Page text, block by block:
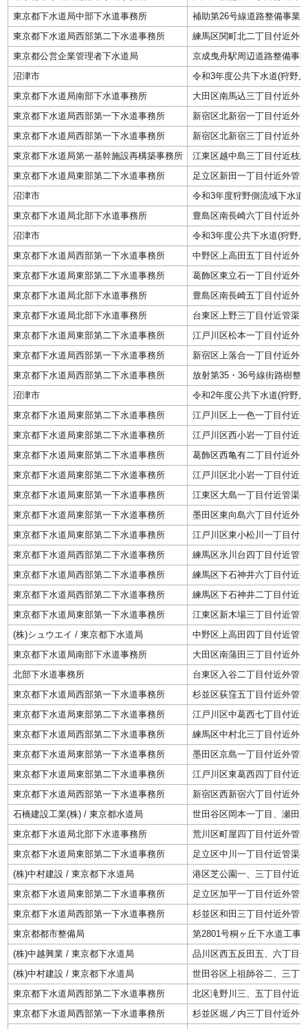
東京都下水道局中部下水道事務所
補助第26号線道路整備事業
東京都下水道局西部第二下水道事務所
練馬区関町北二丁目付近外
東京都公営企業管理者下水道局
京成曳舟駅周辺道路整備事
沼津市
令和3年度公共下水道(狩野
東京都下水道局南部下水道事務所
大田区南馬込三丁目付近外
東京都下水道局西部第一下水道事務所
新宿区北新宿一丁目付近外
東京都下水道局西部第一下水道事務所
新宿区北新宿三丁目付近外
東京都下水道局第一基幹施設再構築事務所
江東区越中島三丁目付近枝
東京都下水道局東部第二下水道事務所
足立区新田一丁目付近外管
沼津市
令和3年度狩野側流域下水
東京都下水道局北部下水道事務所
豊島区南長崎六丁目付近外
沼津市
令和3年度公共下水道(狩野
東京都下水道局西部第一下水道事務所
中野区上高田五丁目付近外
東京都下水道局東部第二下水道事務所
葛飾区東立石一丁目付近外
東京都下水道局北部下水道事務所
豊島区南長崎五丁目付近外
東京都下水道局北部下水道事務所
台東区上野三丁目付近管渠
東京都下水道局東部第二下水道事務所
江戸川区松本一丁目付近外
東京都下水道局西部第一下水道事務所
新宿区上落合一丁目付近外
東京都下水道局西部第二下水道事務所
放射第35・36号線街路樹整
沼津市
令和2年度公共下水道(狩野
東京都下水道局東部第二下水道事務所
江戸川区上一色一丁目付近
東京都下水道局東部第二下水道事務所
江戸川区西小岩一丁目付近
東京都下水道局東部第二下水道事務所
葛飾区西亀有二丁目付近外
東京都下水道局東部第二下水道事務所
江戸川区北小岩一丁目付近
東京都下水道局東部第一下水道事務所
江東区大島一丁目付近管渠
東京都下水道局東部第一下水道事務所
墨田区東向島六丁目付近外
東京都下水道局東部第二下水道事務所
江戸川区東小松川一丁目付
東京都下水道局西部第二下水道事務所
練馬区氷川台四丁目付近管
東京都下水道局西部第二下水道事務所
練馬区下石神井六丁目付近
東京都下水道局西部第二下水道事務所
練馬区下石神井二丁目付近
東京都下水道局東部第一下水道事務所
江東区新木場三丁目付近管
(株)シュウエイ / 東京都下水道局
中野区上高田四丁目付近管
東京都下水道局南部下水道事務所
大田区南蒲田三丁目付近外
北部下水道事務所
台東区入谷二丁目付近外管
東京都下水道局西部第一下水道事務所
杉並区荻窪五丁目付近外管
東京都下水道局東部第二下水道事務所
江戸川区中葛西七丁目付近
東京都下水道局西部第二下水道事務所
練馬区中村北三丁目付近外
東京都下水道局東部第一下水道事務所
墨田区京島一丁目付近外管
東京都下水道局東部第二下水道事務所
江戸川区東葛西四丁目付近
東京都下水道局西部第一下水道事務所
新宿区西新宿六丁目付近外
石橋建設工業(株) / 東京都水道局
世田谷区岡本一丁目、瀬田
東京都下水道局北部下水道事務所
荒川区町屋四丁目付近外管
東京都下水道局東部第二下水道事務所
足立区中川一丁目付近管渠
(株)中村建設 / 東京都下水道局
港区芝公園一、三丁目付近
東京都下水道局東部第二下水道事務所
足立区加平一丁目付近外管
東京都下水道局西部第一下水道事務所
杉並区和田三丁目付近外管
東京都都市整備局
第2801号桐ヶ丘下水道工事
(株)中越興業 / 東京都下水道局
品川区西五反田五、六丁目
(株)中村建設 / 東京都下水道局
世田谷区上祖師谷二、三丁
東京都下水道局西部第二下水道事務所
北区滝野川三、五丁目付近
東京都下水道局西部第一下水道事務所
杉並区堀ノ内三丁目付近外